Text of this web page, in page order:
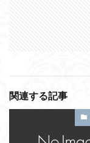
関連する記事